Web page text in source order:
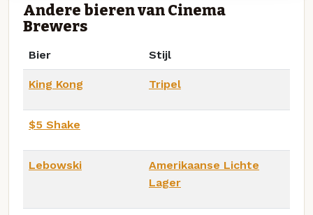
Andere bieren van Cinema
Brewers
Bier Stijl
King Kong Tripel
$5 Shake
Lebowski
Amerikaanse Lichte
Lager